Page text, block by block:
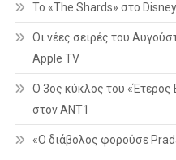
To «The Shards» στο
Οι νέες σειρές του
Apple TV
Ο 3ος κύκλος του «Έτερος
στον ΑΝΤ1
«Ο διάβολος φορούσε